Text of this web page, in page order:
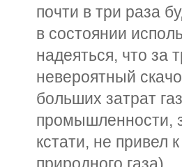
почти в три раза
в состоянии
надеяться, что за
невероятный
больших затрат
промышленности,
кстати, не привел
природного газа).